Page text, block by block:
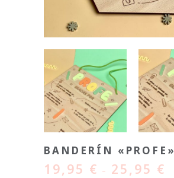
BANDERÍN «PROFE»
19,95 € – 25,95 €